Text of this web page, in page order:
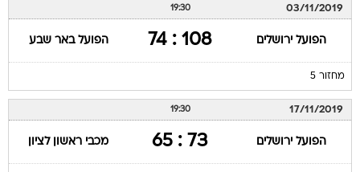
03/11/2019
19:30
הפועל ירושלים 108 : 74 הפועל באר שבע
מחזור 5
17/11/2019
19:30
הפועל ירושלים 73 : 65 מכבי ראשון לציון